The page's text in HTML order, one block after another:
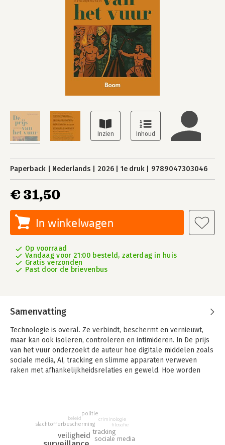
Paperback Nederlands 2026 1e druk 9789047303046
€ 31,50
In winkelwagen
Op voorraad
Vandaag voor 21:00 besteld, zaterdag in huis
Gratis verzonden
Past door de brievenbus
Samenvatting
Technologie is overal. Ze verbindt, beschermt en vernieuwt,
maar kan ook isoleren, controleren en intimideren. In De prijs
van het vuur onderzoekt de auteur hoe digitale middelen zoals
sociale media, AI, tracking en slimme apparaten verweven
raken met afhankelijkheidsrelaties en geweld. Hoe worden
Prometheus als leidraad laat de auteur zien dat technologische
vooruitgang altijd een prijs heeft. Dit boek biedt geen
technische handleiding, maar een uitnodiging tot reflectie en
dialoog. Het is geschreven voor iedereen die zich bezighoudt
veiligheid tracking
sociale media
slachtofferbescherming
beleid
politie
criminologie
filosofie